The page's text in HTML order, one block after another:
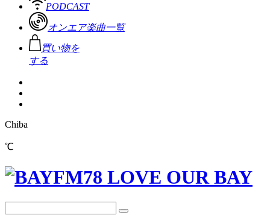
PODCAST
オンエア楽曲一覧
買い物を
する
Chiba
℃